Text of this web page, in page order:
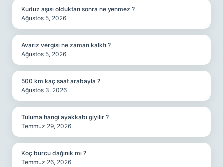
Kuduz aşısı olduktan sonra ne yenmez ?
Ağustos 5, 2026
Avarız vergisi ne zaman kalktı ?
Ağustos 5, 2026
500 km kaç saat arabayla ?
Ağustos 3, 2026
Tuluma hangi ayakkabı giyilir ?
Temmuz 29, 2026
Koç burcu dağınık mı ?
Temmuz 26, 2026